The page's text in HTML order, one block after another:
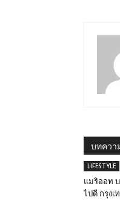
บทควา
LIFESTYLE
แมริออท
ไปดี กรุง